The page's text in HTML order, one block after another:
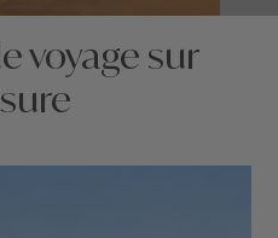
voyage sur